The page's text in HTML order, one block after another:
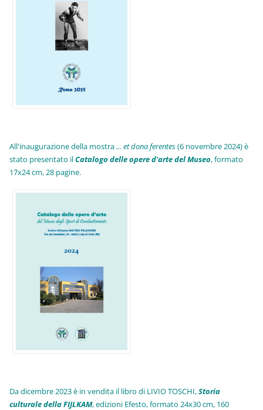
All'inaugurazione della mostra... et dona ferentes(6 novembre 2024) è
stato presentato ilCatalogo delle opere d'arte del Museo, formato
17x24 cm, 28 pagine.
Da dicembre 2023 è in vendita il libro di LIVIO TOSCHI,Storia
culturale della FIJLKAM, edizioni Efesto, formato 24x30 cm, 160